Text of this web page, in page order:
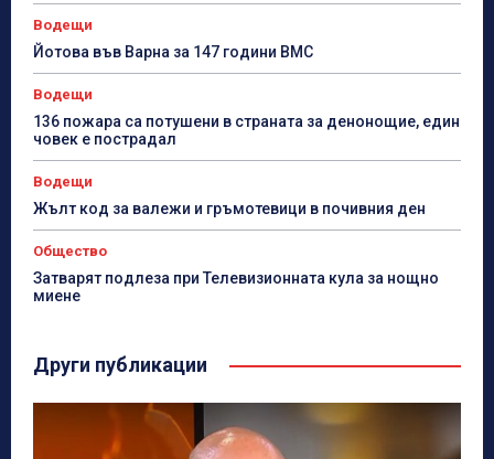
Водещи
Йотова във Варна за 147 години ВМС
Водещи
136 пожара са потушени в страната за денонощие, един
човек е пострадал
Водещи
Жълт код за валежи и гръмотевици в почивния ден
Общество
Затварят подлеза при Телевизионната кула за нощно
миене
Други публикации